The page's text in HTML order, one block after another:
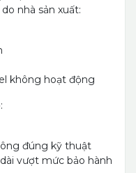
nhà sản xuất:
không hoạt động
đúng kỹ thuật
vượt mức bảo hành